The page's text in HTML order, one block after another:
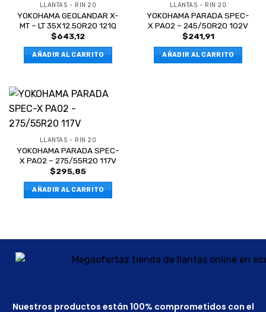
LLANTAS - RIN 20
YOKOHAMA GEOLANDAR X-
MT – LT 35X12.50R20 121Q
$643,12
AÑADIR AL CARRITO
LLANTAS - RIN 20
YOKOHAMA PARADA SPEC-
X PA02 – 245/50R20 102V
$241,91
AÑADIR AL CARRITO
LLANTAS - RIN 20
YOKOHAMA PARADA SPEC-
X PA02 – 275/55R20 117V
$295,85
AÑADIR AL CARRITO
Nuestros productos están 100% comprometidos con el